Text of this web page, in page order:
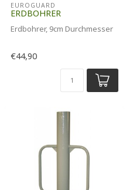
EUROGUARD
ERDBOHRER
Erdbohrer, 9cm Durchmesser
€44,90